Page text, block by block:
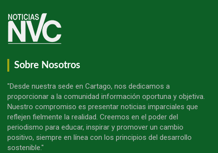
Sobre Nosotros
"Desde nuestra sede en Cartago, nos dedicamos a
proporcionar a la comunidad información oportuna y objetiva.
Nuestro compromiso es presentar noticias imparciales que
reflejen fielmente la realidad. Creemos en el poder del
periodismo para educar, inspirar y promover un cambio
positivo, siempre en línea con los principios del desarrollo
sostenible."